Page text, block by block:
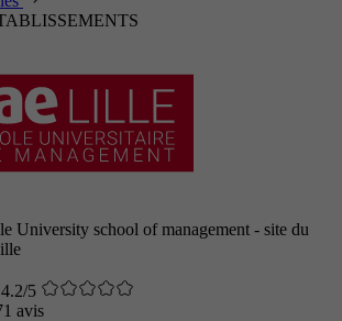
University school of management - site du
5
avis